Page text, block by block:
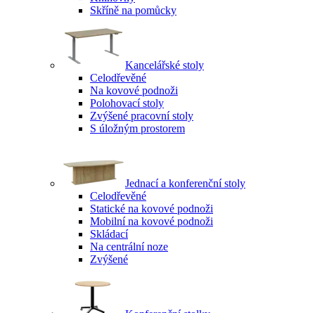
Skříně na pomůcky
Kancelářské stoly
Celodřevěné
Na kovové podnoži
Polohovací stoly
Zvýšené pracovní stoly
S úložným prostorem
Jednací a konferenční stoly
Celodřevěné
Statické na kovové podnoži
Mobilní na kovové podnoži
Skládací
Na centrální noze
Zvýšené